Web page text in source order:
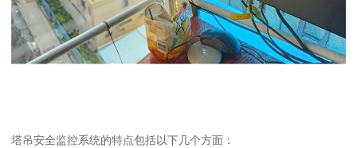
塔吊安全监控系统的特点包括以下几个方面：